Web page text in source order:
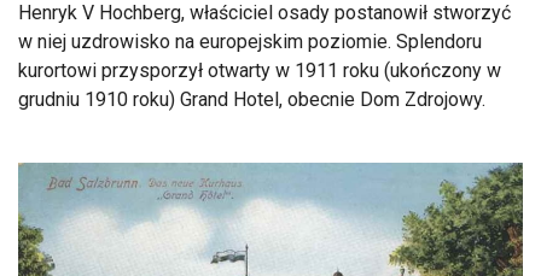
Henryk V Hochberg, właściciel osady postanowił stworzyć
w niej uzdrowisko na europejskim poziomie. Splendoru
kurortowi przysporzył otwarty w 1911 roku (ukończony w
grudniu 1910 roku) Grand Hotel, obecnie Dom Zdrojowy.